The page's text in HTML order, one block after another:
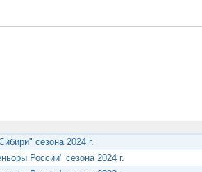
сезона 2024 г.
России" сезона 2024 г.